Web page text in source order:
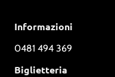
Informazioni
0481 494 369
Biglietteria